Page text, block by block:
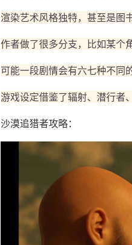
渲染艺术风格独特，甚至是图
作者做了很多分支，比如某个
可能一段剧情会有六七种不同
游戏设定借鉴了辐射、潜行者
沙漠追猎者攻略：